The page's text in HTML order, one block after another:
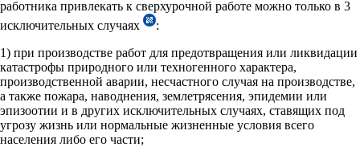
работника привлекать к сверхурочной работе можно только в 3
исключительных случаях
:
1) при производстве работ для предотвращения или ликвидации
катастрофы природного или техногенного характера,
производственной аварии, несчастного случая на производстве,
а также пожара, наводнения, землетрясения, эпидемии или
эпизоотии и в других исключительных случаях, ставящих под
угрозу жизнь или нормальные жизненные условия всего
населения либо его части;